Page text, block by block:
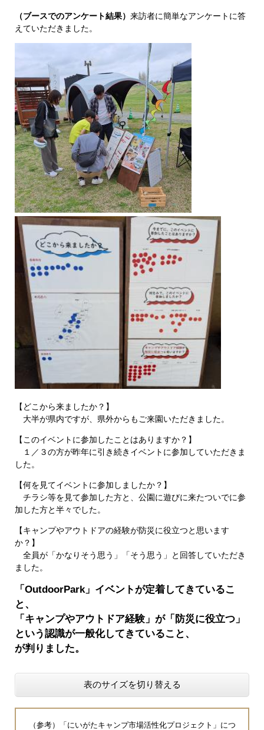
（ブースでのアンケート結果） 来訪者に簡単なアンケートに答
えていただきました。
【どこから来ましたか？】
大半が県内ですが、県外からもご来園いただきました。
【このイベントに参加したことはありますか？】
１／３の方が昨年に引き続きイベントに参加していただきま
した。
【何を見てイベントに参加しましたか？】
チラシ等を見て参加した方と、公園に遊びに来たついでに参
加した方と半々でした。
【キャンプやアウトドアの経験が防災に役立つと思います
か？】
全員が「かなりそう思う」「そう思う」と回答していただき
ました。
「OutdoorPark」イベントが定着してきているこ
と、
「キャンプやアウトドア経験」が「防災に役立つ」
という認識が一般化してきていること、
が判りました。
表のサイズを切り替える
（参考）「にいがたキャンプ市場活性化プロジェクト」につ